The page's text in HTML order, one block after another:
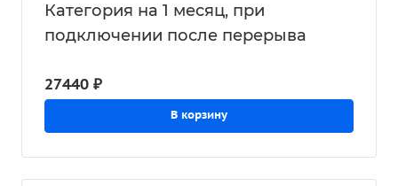
Категория на 1 месяц, при
подключении после перерыва
27440 ₽
В корзину